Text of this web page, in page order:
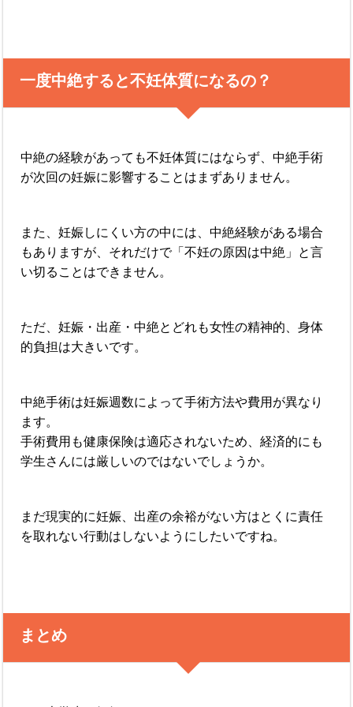
一度中絶すると不妊体質になるの？
中絶の経験があっても不妊体質にはならず、中絶手術
が次回の妊娠に影響することはまずありません。
また、妊娠しにくい方の中には、中絶経験がある場合
もありますが、それだけで「不妊の原因は中絶」と言
い切ることはできません。
ただ、妊娠・出産・中絶とどれも女性の精神的、身体
的負担は大きいです。
中絶手術は妊娠週数によって手術方法や費用が異なり
ます。
手術費用も健康保険は適応されないため、経済的にも
学生さんには厳しいのではないでしょうか。
まだ現実的に妊娠、出産の余裕がない方はとくに責任
を取れない行動はしないようにしたいですね。
まとめ